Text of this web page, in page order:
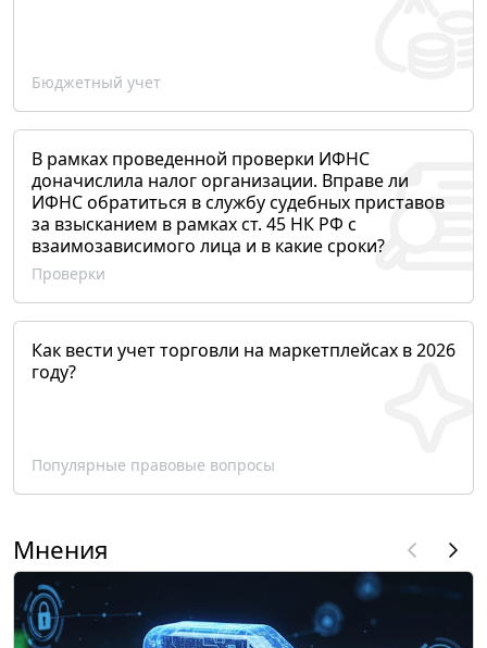
Бюджетный учет
В рамках проведенной проверки ИФНС
доначислила налог организации. Вправе ли
ИФНС обратиться в службу судебных приставов
за взысканием в рамках ст. 45 НК РФ с
взаимозависимого лица и в какие сроки?
Проверки
Как вести учет торговли на маркетплейсах в 2026
году?
Популярные правовые вопросы
Мнения